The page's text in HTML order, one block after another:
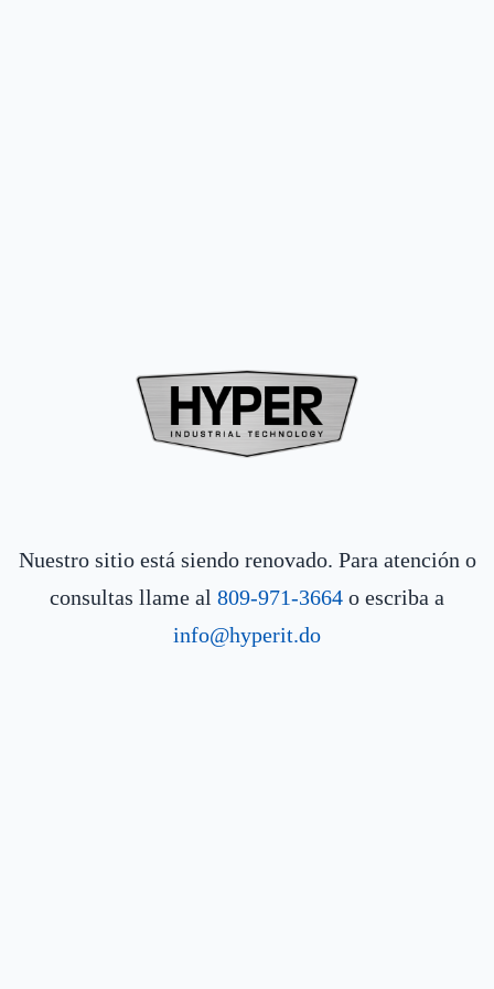
Nuestro sitio está siendo renovado. Para atención o
consultas llame al 809-971-3664 o escriba a
info@hyperit.do